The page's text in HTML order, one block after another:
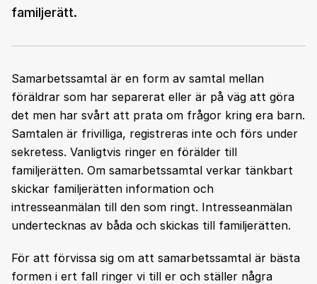
familjerätt.
Samarbetssamtal är en form av samtal mellan
föräldrar som har separerat eller är på väg att göra
det men har svårt att prata om frågor kring era barn.
Samtalen är frivilliga, registreras inte och förs under
sekretess. Vanligtvis ringer en förälder till
familjerätten. Om samarbetssamtal verkar tänkbart
skickar familjerätten information och
intresseanmälan till den som ringt. Intresseanmälan
undertecknas av båda och skickas till familjerätten.
För att förvissa sig om att samarbetssamtal är bästa
formen i ert fall ringer vi till er och ställer några